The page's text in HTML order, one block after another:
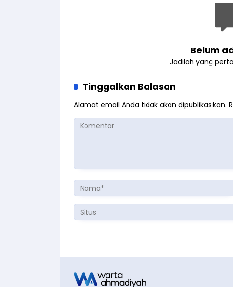
Belum
Jadilah yang
Tinggalkan Balasan
Alamat email Anda tidak akan dipublikasikan.